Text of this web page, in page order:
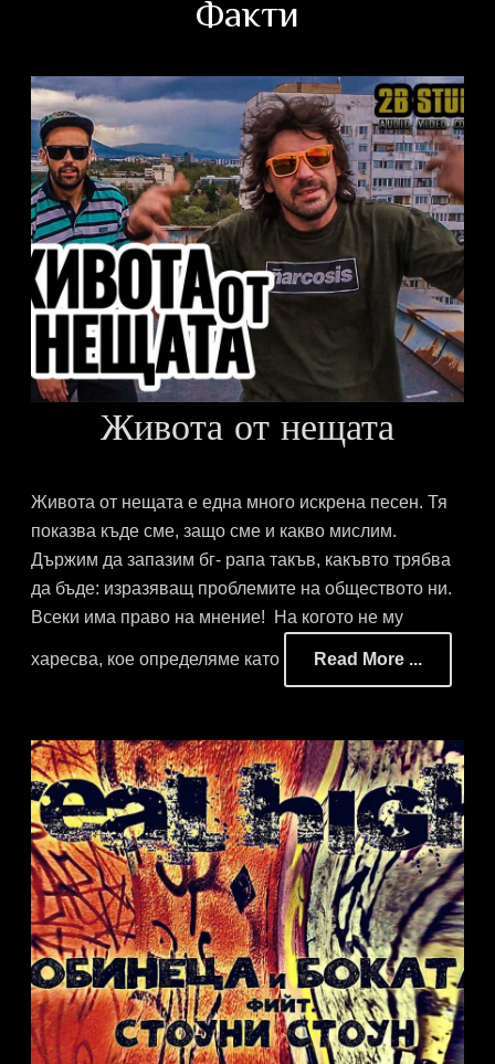
Факти
Живота от нещата
Живота от нещата е една много искрена песен. Тя
показва къде сме, защо сме и какво мислим.
Държим да запазим бг- рапа такъв, какъвто трябва
да бъде: изразяващ проблемите на обществото ни.
Всеки има право на мнение! На когото не му
харесва, кое определяме като Read More ...